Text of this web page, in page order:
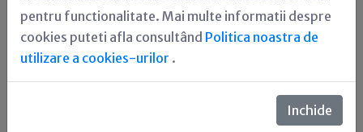
pentru functionalitate. Mai multe informatii despre
cookies puteti afla consultând Politica noastra de
utilizare a cookies-urilor .
Inchide
Datele de contact ale biroului help-desk de la nivelul
Organismului Intermediar POSDRU CNDIPT sunt
disponibile
17.06.2013 - OI POSDRU MEN lansează următoarele